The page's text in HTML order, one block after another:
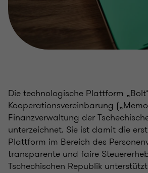
Die technologische Plattform
Kooperationsvereinbarung
Finanzverwaltung der
unterzeichnet. Sie ist damit die
Plattform im Bereich des
transparente und faire
Tschechischen Republik